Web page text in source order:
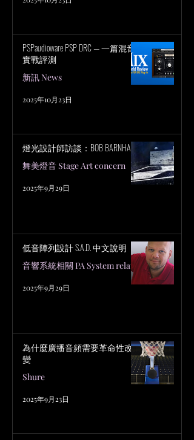
PSPaudioware PSP DRC — 一篇混音
實戰評測
新訊 News
2025年10月23日
燈光設計師訪談：BOB BARNHART
舞美燈音 Stage Art concern
2025年9月29日
低音陣列設計 S.A.D. 中文說明
音響系統相關 PA System related
2025年9月29日
為什麼廣播音頻需要革命性改
變
Shure
2025年9月23日